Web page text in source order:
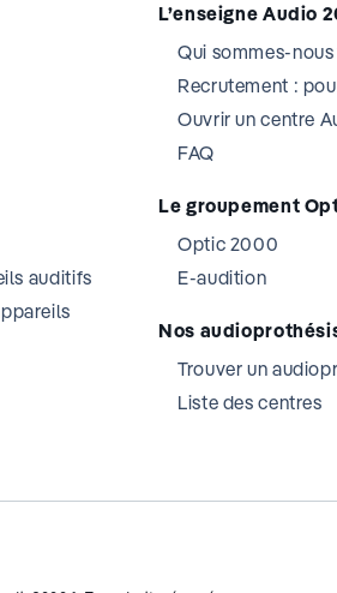
auditifs
L’enseigne Audio
Qui sommes-nous
Recrutement :
Ouvrir un centre
FAQ
Le groupement
Optic 2000
E-audition
Nos
Trouver un
Liste des centres